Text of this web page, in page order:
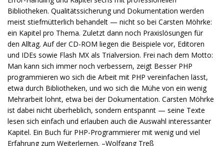
Bibliotheken. Qualitätssicherung und Dokumentation werden
meist stiefmütterlich behandelt — nicht so bei Carsten Möhrke:
ein Kapitel pro Thema. Zuletzt dann noch Praxislösungen für
den Alltag. Auf der CD-ROM liegen die Beispiele vor, Editoren
und IDEs sowie Flash MX als Trialversion. Frei nach dem Motto:
Man kann sich immer noch verbessern, zeigt Besser PHP
programmieren wo sich die Arbeit mit PHP vereinfachen lässt,
etwa durch Bibliotheken, und wo sich die Mühe von ein wenig
Mehrarbeit lohnt, etwa bei der Dokumentation. Carsten Möhrke
ist dabei nicht überheblich, sondern entspannt — seine Texte
lesen sich einfach und erlauben auch die Auswahl interessanter
Kapitel. Ein Buch für PHP-Programmierer mit wenig und viel
Erfahrung zum Weiterlernen. –Wolfgang Treß